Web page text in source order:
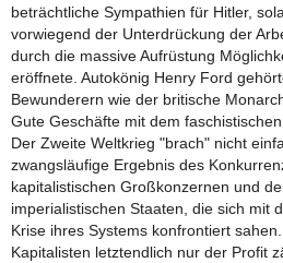
beträchtliche Sympathien für Hitler,
vorwiegend der Unterdrückung der
durch die massive Aufrüstung
eröffnete. Autokönig Henry Ford
Bewunderern wie der britische
Gute Geschäfte mit dem
Der Zweite Weltkrieg "brach" nicht
zwangsläufige Ergebnis des
kapitalistischen Großkonzernen und
imperialistischen Staaten, die sich mit
Krise ihres Systems konfrontiert
Kapitalisten letztendlich nur der Profit